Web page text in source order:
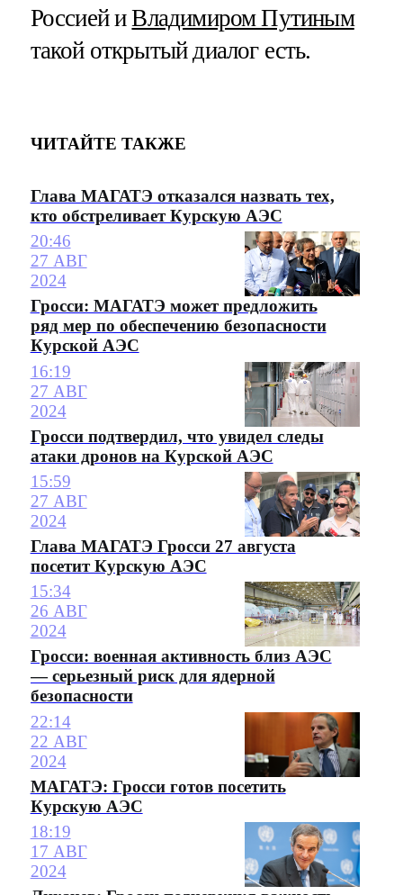
Россией иВладимиром Путиным
такой открытый диалог есть.
ЧИТАЙТЕ ТАКЖЕ
Глава МАГАТЭ отказался назвать тех,
кто обстреливает Курскую АЭС
20:46
27 АВГ
2024
Гросси: МАГАТЭ может предложить
ряд мер по обеспечению безопасности
Курской АЭС
16:19
27 АВГ
2024
Гросси подтвердил, что увидел следы
атаки дронов на Курской АЭС
15:59
27 АВГ
2024
Глава МАГАТЭ Гросси 27 августа
посетит Курскую АЭС
15:34
26 АВГ
2024
Гросси: военная активность близ АЭС
— серьезный риск для ядерной
безопасности
22:14
22 АВГ
2024
МАГАТЭ: Гросси готов посетить
Курскую АЭС
18:19
17 АВГ
2024